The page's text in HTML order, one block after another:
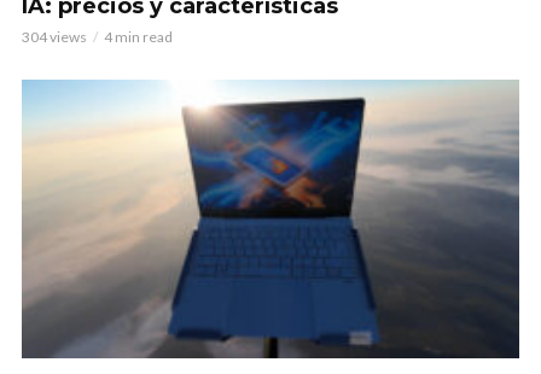
IA: precios y características
304 views 4 min read